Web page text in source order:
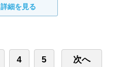
詳細を見る
4 5 次へ